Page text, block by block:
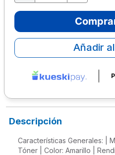
Añadir
Descripción
Características Generales: |
Tóner | Color: Amarillo |